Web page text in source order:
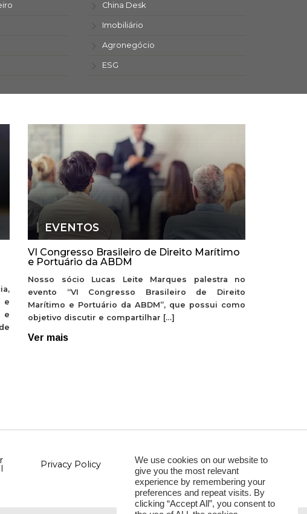
China Desk
Imobiliário
Agronegócio
ESG
e
e
EVENTOS
VI Congresso Brasileiro de Direito Marítimo
e Portuário da ABDM
Nosso sócio Lucas Leite Marques palestra no
evento “VI Congresso Brasileiro de Direito
Marítimo e Portuário da ABDM”, que possui como
objetivo discutir e compartilhar […]
Ver mais
Privacy Policy
We use cookies on our website to
give you the most relevant
experience by remembering your
preferences and repeat visits. By
clicking “Accept All”, you consent to